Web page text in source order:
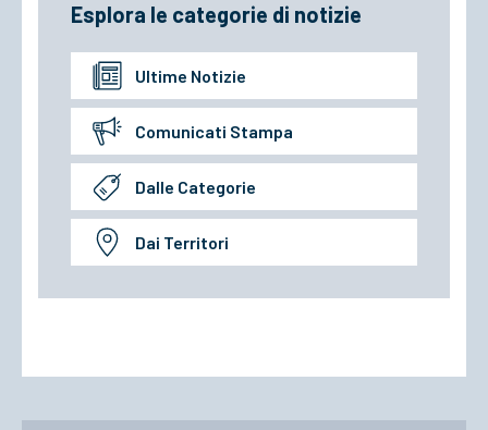
Esplora le categorie di notizie
Ultime Notizie
Comunicati Stampa
Dalle Categorie
Dai Territori